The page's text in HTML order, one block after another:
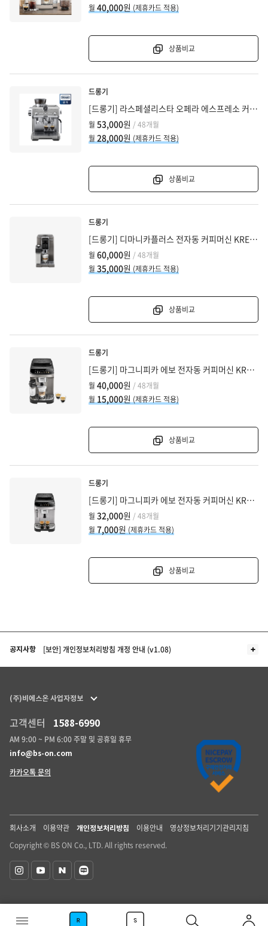
월 40,000원 (제휴카드 적용)
상품비교
드롱기
[드롱기] 라스페셜리스타 오페라 에스프레소 커피머신 KREC9555.M
월 53,000원 / 48개월
월 28,000원 (제휴카드 적용)
상품비교
드롱기
[드롱기] 디마니카플러스 전자동 커피머신 KRECAM370.95.T
월 60,000원 / 48개월
월 35,000원 (제휴카드 적용)
상품비교
드롱기
[드롱기] 마그니피카 에보 전자동 커피머신 KRECAM290.81.TB
월 40,000원 / 48개월
월 15,000원 (제휴카드 적용)
상품비교
드롱기
[드롱기] 마그니피카 에보 전자동 커피머신 KRECAM290.31.SB
월 32,000원 / 48개월
월 7,000원 (제휴카드 적용)
상품비교
공지사항 [보안] 개인정보처리방침 개정 안내 (v1.08)
(주)비에스온 사업자정보
고객센터 1588-6990
AM 9:00 ~ PM 6:00 주말 및 공휴일 휴무
info@bs-on.com
카카오톡 문의
회사소개 이용약관 개인정보처리방침 이용안내
영상정보처리기기관리지침
Copyright © BS ON Co., LTD. All rights reserved.